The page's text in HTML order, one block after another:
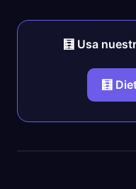
🧮 Usa
🧮